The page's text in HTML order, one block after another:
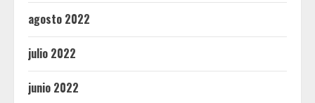
agosto 2022
julio 2022
junio 2022